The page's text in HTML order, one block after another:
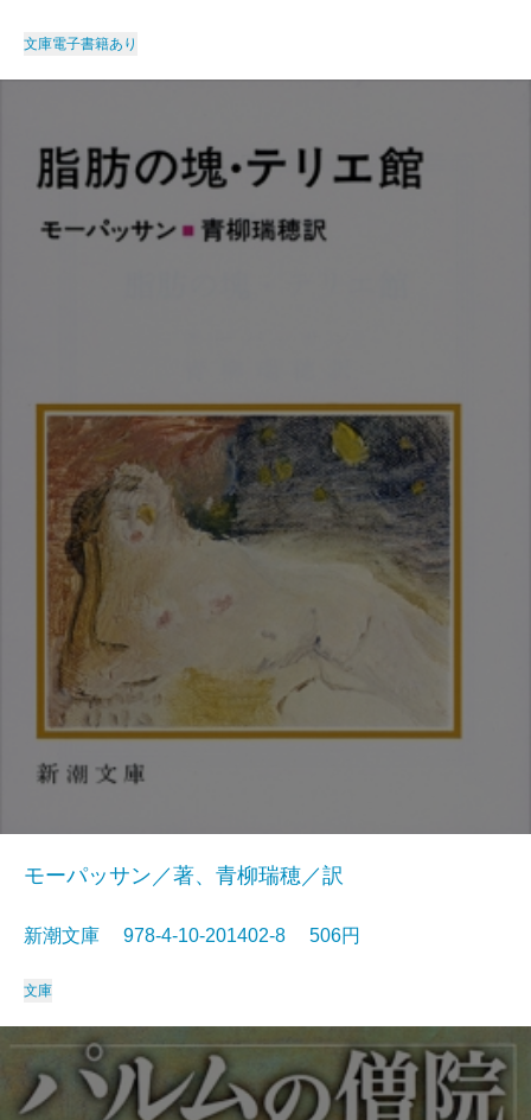
文庫電子書籍あり
モーパッサン／著、青柳瑞穂／訳
新潮文庫 978-4-10-201402-8 506円
文庫